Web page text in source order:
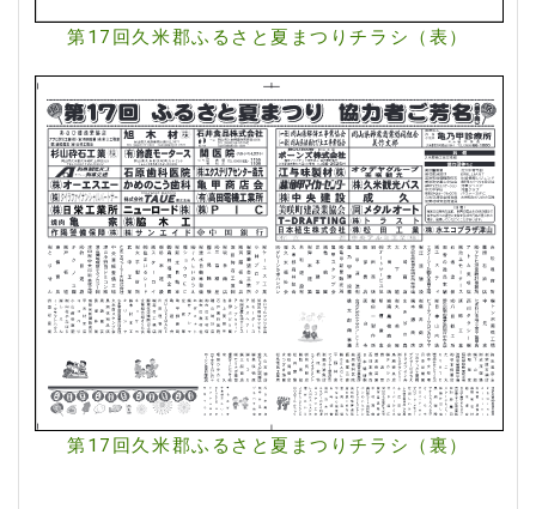
第17回久米郡ふるさと夏まつりチラシ（表）
第17回久米郡ふるさと夏まつりチラシ（裏）